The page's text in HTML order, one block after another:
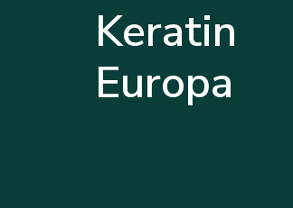
Keratin
Europa